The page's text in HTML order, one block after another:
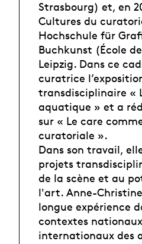
Strasbourg) et, en
Cultures du
Hochschule für
Buchkunst (École
Leipzig. Dans ce
curatrice
transdisciplinaire «
aquatique » et a
sur « Le care
curatoriale ».
Dans son travail,
projets
de la scène et au
l'art. Anne-
longue expérience
contextes
internationaux des